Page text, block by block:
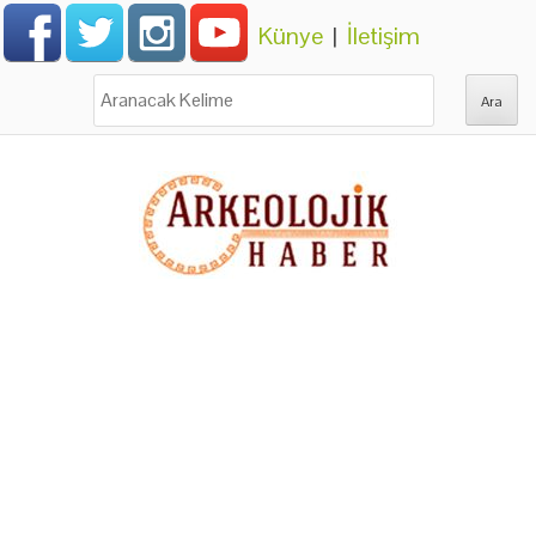
Künye | İletişim